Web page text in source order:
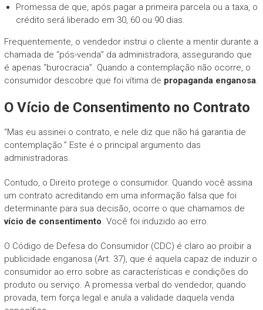
Promessa de que, após pagar a primeira parcela ou a taxa, o
crédito será liberado em 30, 60 ou 90 dias.
Frequentemente, o vendedor instrui o cliente a mentir durante a
chamada de “pós-venda” da administradora, assegurando que
é apenas “burocracia”. Quando a contemplação não ocorre, o
consumidor descobre que foi vítima de propaganda enganosa.
O Vício de Consentimento no Contrato
“Mas eu assinei o contrato, e nele diz que não há garantia de
contemplação.” Este é o principal argumento das
administradoras.
Contudo, o Direito protege o consumidor. Quando você assina
um contrato acreditando em uma informação falsa que foi
determinante para sua decisão, ocorre o que chamamos de
vício de consentimento. Você foi induzido ao erro.
O Código de Defesa do Consumidor (CDC) é claro ao proibir a
publicidade enganosa (Art. 37), que é aquela capaz de induzir o
consumidor ao erro sobre as características e condições do
produto ou serviço. A promessa verbal do vendedor, quando
provada, tem força legal e anula a validade daquela venda